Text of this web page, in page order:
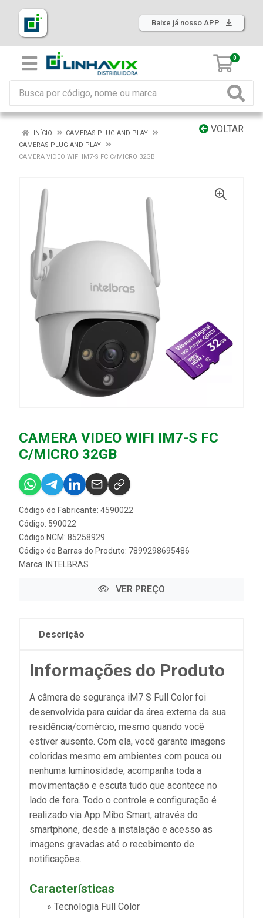
Baixe já nosso APP
0
VOLTAR
INÍCIO
CAMERAS PLUG AND PLAY
CAMERAS PLUG AND PLAY
CAMERA VIDEO WIFI IM7-S FC C/MICRO 32GB
CAMERA VIDEO WIFI IM7-S FC
C/MICRO 32GB
Código do Fabricante: 4590022
Código: 590022
Código NCM: 85258929
Código de Barras do Produto: 7899298695486
Marca: INTELBRAS
VER PREÇO
Descrição
Informações do Produto
A câmera de segurança iM7 S Full Color foi
desenvolvida para cuidar da área externa da sua
residência/comércio, mesmo quando você
estiver ausente. Com ela, você garante imagens
coloridas mesmo em ambientes com pouca ou
nenhuma luminosidade, acompanha toda a
movimentação e escuta tudo que acontece no
lado de fora. Todo o controle e configuração é
realizado via App Mibo Smart, através do
smartphone, desde a instalação e acesso as
imagens gravadas até o recebimento de
notificações.
Características
» Tecnologia Full Color